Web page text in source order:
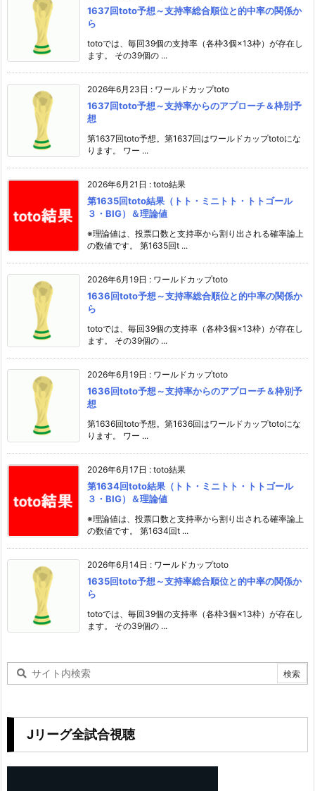
1637回toto予想～支持率総合順位と的中率の関係か
ら
totoでは、毎回39個の支持率（各枠3個×13枠）が存在し
ます。 その39個の ...
2026年6月23日 : ワールドカップtoto
1637回toto予想～支持率からのアプローチ＆枠別予
想
第1637回toto予想。第1637回はワールドカップtotoにな
ります。 ワー ...
2026年6月21日 : toto結果
第1635回toto結果（トト・ミニトト・トトゴール
３・BIG）＆理論値
※理論値は、投票口数と支持率から割り出される確率論上
の数値です。 第1635回t ...
2026年6月19日 : ワールドカップtoto
1636回toto予想～支持率総合順位と的中率の関係か
ら
totoでは、毎回39個の支持率（各枠3個×13枠）が存在し
ます。 その39個の ...
2026年6月19日 : ワールドカップtoto
1636回toto予想～支持率からのアプローチ＆枠別予
想
第1636回toto予想。第1636回はワールドカップtotoにな
ります。 ワー ...
2026年6月17日 : toto結果
第1634回toto結果（トト・ミニトト・トトゴール
３・BIG）＆理論値
※理論値は、投票口数と支持率から割り出される確率論上
の数値です。 第1634回t ...
2026年6月14日 : ワールドカップtoto
1635回toto予想～支持率総合順位と的中率の関係か
ら
totoでは、毎回39個の支持率（各枠3個×13枠）が存在し
ます。 その39個の ...
Jリーグ全試合視聴